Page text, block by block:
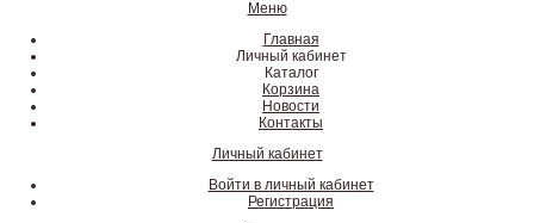
Меню
Главная
Личный кабинет
Каталог
Корзина
Новости
Контакты
Личный кабинет
Войти в личный кабинет
Регистрация